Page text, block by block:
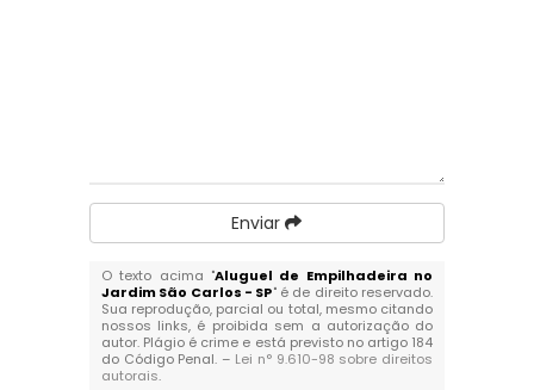
Enviar
O texto acima "Aluguel de Empilhadeira no
Jardim São Carlos - SP" é de direito reservado.
Sua reprodução, parcial ou total, mesmo citando
nossos links, é proibida sem a autorização do
autor. Plágio é crime e está previsto no artigo 184
do Código Penal. – Lei n° 9.610-98 sobre direitos
autorais.